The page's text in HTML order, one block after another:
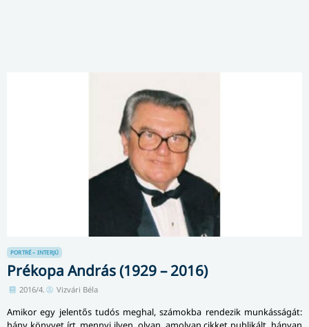
PORTRÉ – INTERJÚ
Prékopa András (1929 – 2016)
2016/4. Vizvári Béla
Amikor egy jelentős tudós meghal, számokba rendezik munkásságát: